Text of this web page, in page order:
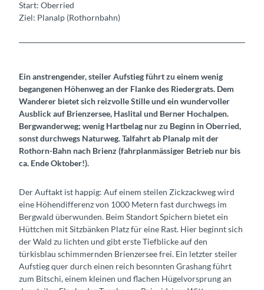
Start: Oberried
Ziel: Planalp (Rothornbahn)
Ein anstrengender, steiler Aufstieg führt zu einem wenig
begangenen Höhenweg an der Flanke des Riedergrats. Dem
Wanderer bietet sich reizvolle Stille und ein wundervoller
Ausblick auf Brienzersee, Haslital und Berner Hochalpen.
Bergwanderweg; wenig Hartbelag nur zu Beginn in Oberried,
sonst durchwegs Naturweg. Talfahrt ab Planalp mit der
Rothorn-Bahn nach Brienz (fahrplanmässiger Betrieb nur bis
ca. Ende Oktober!).
Der Auftakt ist happig: Auf einem steilen Zickzackweg wird
eine Höhendifferenz von 1000 Metern fast durchwegs im
Bergwald überwunden. Beim Standort Spichern bietet ein
Hüttchen mit Sitzbänken Platz für eine Rast. Hier beginnt sich
der Wald zu lichten und gibt erste Tiefblicke auf den
türkisblau schimmernden Brienzersee frei. Ein letzter steiler
Aufstieg quer durch einen reich besonnten Grashang führt
zum Bitschi, einem kleinen und flachen Hügelvorsprung an